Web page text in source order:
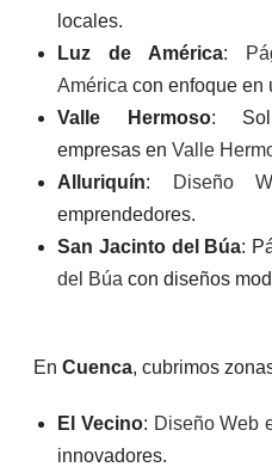
locales.
Luz de América:
América con enfoque en
Valle Hermoso:
empresas enValle
Alluriquín: Diseño
emprendedores.
San Jacinto del Búa:
del Búa con diseños
EnCuenca, cubrimos
El Vecino: Diseño Web
innovadores.